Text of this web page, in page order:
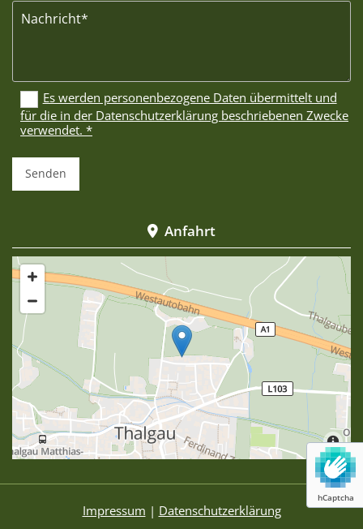
Es werden personenbezogene Daten übermittelt und
für die in der Datenschutzerklärung beschriebenen Zwecke
verwendet. *
hCaptcha
 Anfahrt
Impressum | Datenschutzerklärung